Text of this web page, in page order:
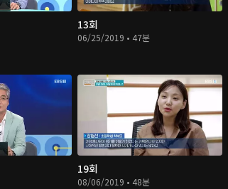
13회
06/25/2019 • 47분
19회
08/06/2019 • 48분